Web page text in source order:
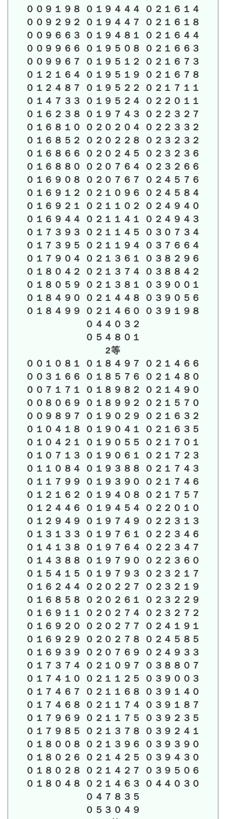
００９１９８ ０１９４４４ ０２１６１４
００９２９２ ０１９４４７ ０２１６１８
００９６６３ ０１９４８１ ０２１６４４
００９９６６ ０１９５０８ ０２１６６３
００９９６７ ０１９５１２ ０２１６７３
０１２１６４ ０１９５１９ ０２１６７８
０１２４８７ ０１９５２２ ０２１７１１
０１４７３３ ０１９５２４ ０２２０１１
０１６２３８ ０１９７４３ ０２２３２７
０１６８１０ ０２０２０４ ０２２３３２
０１６８５２ ０２０２２８ ０２３２３２
０１６８６６ ０２０２４５ ０２３２３６
０１６８８０ ０２０７６４ ０２３２６６
０１６９０８ ０２０７６７ ０２４５７６
０１６９１２ ０２１０９６ ０２４５８４
０１６９２１ ０２１１０２ ０２４９４０
０１６９４４ ０２１１４１ ０２４９４３
０１７３９３ ０２１１４５ ０３０７３４
０１７３９５ ０２１１９４ ０３７６６４
０１７９０４ ０２１３６１ ０３８２９６
０１８０４２ ０２１３７４ ０３８８４２
０１８０５９ ０２１３８１ ０３９００１
０１８４９０ ０２１４４８ ０３９０５６
０１８４９９ ０２１４６０ ０３９１９８
０４４０３２
０５４８０１
2等
００１０８１ ０１８４９７ ０２１４６６
００３１６６ ０１８５７６ ０２１４８０
００７１７１ ０１８９８２ ０２１４９０
００８０６９ ０１８９９２ ０２１５７０
００９８９７ ０１９０２９ ０２１６３２
０１０４１８ ０１９０４１ ０２１６３５
０１０４２１ ０１９０５５ ０２１７０１
０１０７１３ ０１９０６１ ０２１７２３
０１１０８４ ０１９３８８ ０２１７４３
０１１７９９ ０１９３９０ ０２１７４６
０１２１６２ ０１９４０８ ０２１７５７
０１２４４６ ０１９４５４ ０２２０１０
０１２９４９ ０１９７４９ ０２２３１３
０１３１３３ ０１９７６１ ０２２３４６
０１４１３８ ０１９７６４ ０２２３４７
０１４３８８ ０１９７９０ ０２２３６０
０１５４１５ ０１９７９３ ０２３２１７
０１６２４４ ０２０２２７ ０２３２１９
０１６８５８ ０２０２６１ ０２３２２９
０１６９１１ ０２０２７４ ０２３２７２
０１６９２０ ０２０２７７ ０２４１９１
０１６９２９ ０２０２７８ ０２４５８５
０１６９３９ ０２０７６９ ０２４９３３
０１７３７４ ０２１０９７ ０３８８０７
０１７４１０ ０２１１２５ ０３９００３
０１７４６７ ０２１１６８ ０３９１４０
０１７４６８ ０２１１７４ ０３９１８７
０１７９６９ ０２１１７５ ０３９２３５
０１７９８５ ０２１３７８ ０３９２４１
０１８００８ ０２１３９６ ０３９３９０
０１８０２６ ０２１４２５ ０３９４３０
０１８０２８ ０２１４２７ ０３９５０６
０１８０４８ ０２１４６３ ０４４０３０
０４７８３５
０５３０４９